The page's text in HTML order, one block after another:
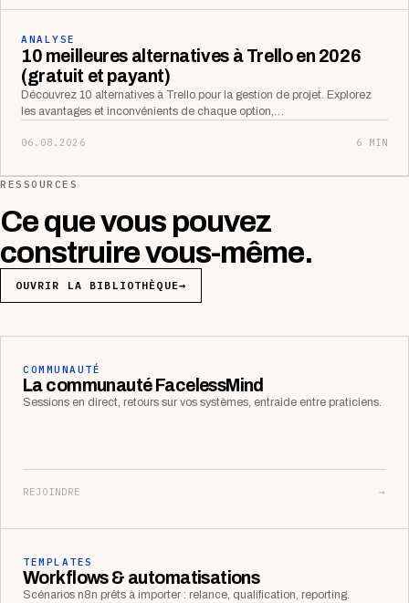
ANALYSE
10 meilleures alternatives à Trello en 2026
(gratuit et payant)
Découvrez 10 alternatives à Trello pour la gestion de projet. Explorez
les avantages et inconvénients de chaque option,…
06.08.2026 6 MIN
RESSOURCES
Ce que vous pouvez
construire vous-même.
OUVRIR LA BIBLIOTHÈQUE→
COMMUNAUTÉ
La communauté FacelessMind
Sessions en direct, retours sur vos systèmes, entraide entre praticiens.
REJOINDRE →
TEMPLATES
Workflows & automatisations
Scénarios n8n prêts à importer : relance, qualification, reporting.